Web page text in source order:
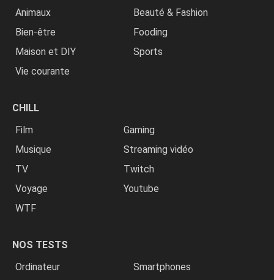
Animaux
Beauté & Fashion
Bien-être
Fooding
Maison et DIY
Sports
Vie courante
CHILL
Film
Gaming
Musique
Streaming vidéo
TV
Twitch
Voyage
Youtube
WTF
NOS TESTS
Ordinateur
Smartphones